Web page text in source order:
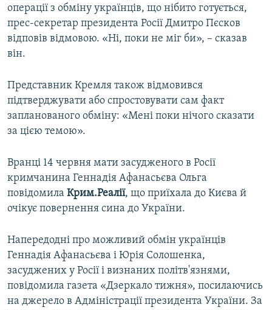
операції з обміну українців, що нібито готується,
прес-секретар президента Росії Дмитро Пєсков
відповів відмовою. «Ні, поки не міг би», – сказав
він.
Представник Кремля також відмовився
підтверджувати або спростовувати сам факт
запланованого обміну: «Мені поки нічого сказати
за цією темою».
Вранці 14 червня мати засудженого в Росії
кримчанина Геннадія Афанасьєва Ольга
повідомила Крим.Реалії, що приїхала до Києва й
очікує повернення сина до України.
Напередодні про можливий обмін українців
Геннадія Афанасьєва і Юрія Солошенка,
засуджених у Росії і визнаних політв'язнями,
повідомила газета «Дзеркало тижня», посилаючись
на джерело в Адміністрації президента України. За